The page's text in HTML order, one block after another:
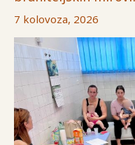
7 kolovoza, 2026